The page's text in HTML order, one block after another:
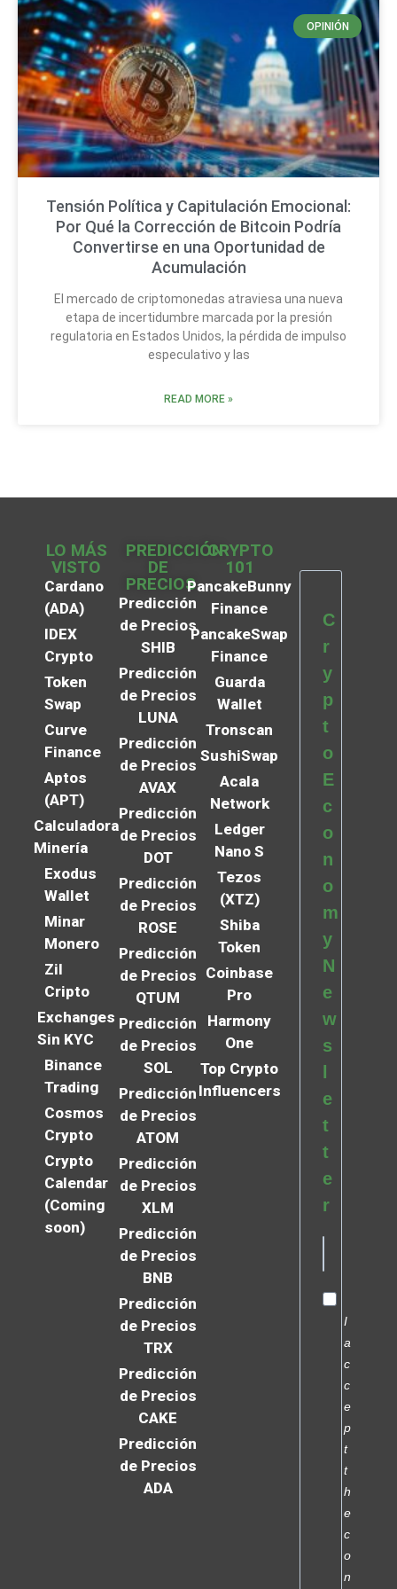
OPINIÓN
Tensión Política y Capitulación Emocional:
Por Qué la Corrección de Bitcoin Podría
Convertirse en una Oportunidad de
Acumulación
El mercado de criptomonedas atraviesa una nueva
etapa de incertidumbre marcada por la presión
regulatoria en Estados Unidos, la pérdida de impulso
especulativo y las
READ MORE »
LO MÁS
VISTO
Cardano
(ADA)
IDEX
Crypto
Token
Swap
Curve
Finance
Aptos
(APT)
Calculadora
Minería
Exodus
Wallet
Minar
Monero
Zil
Cripto
Exchanges
Sin KYC
Binance
Trading
Cosmos
Crypto
Crypto
Calendar
(Coming
soon)
PREDICCIÓN
DE
PRECIOS
Predicción
de Precios
SHIB
Predicción
de Precios
LUNA
Predicción
de Precios
AVAX
Predicción
de Precios
DOT
Predicción
de Precios
ROSE
Predicción
de Precios
QTUM
Predicción
de Precios
SOL
Predicción
de Precios
ATOM
Predicción
de Precios
XLM
Predicción
de Precios
BNB
Predicción
de Precios
TRX
Predicción
de Precios
CAKE
Predicción
de Precios
ADA
CRYPTO
101
PancakeBunny
Finance
PancakeSwap
Finance
Guarda
Wallet
Tronscan
SushiSwap
Acala
Network
Ledger
Nano S
Tezos
(XTZ)
Shiba
Token
Coinbase
Pro
Harmony
One
Top Crypto
Influencers
C
r
y
p
t
o
E
c
o
n
o
m
y
N
e
w
s
e
t
t
e
r
I
a
c
c
e
p
t
t
h
e
c
o
n